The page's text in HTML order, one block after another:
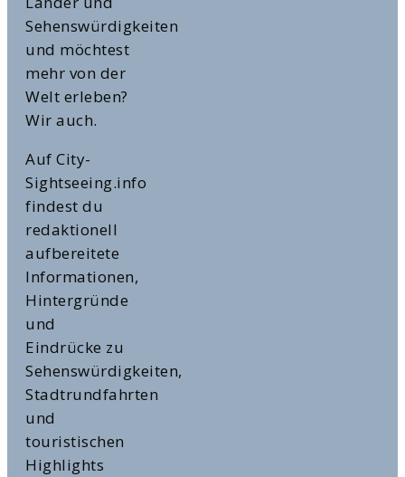
Sehenswürdigkeiten
und möchtest
mehr von der
Welt erleben?
Wir auch.
Auf City-
Sightseeing.info
findest du
redaktionell
aufbereitete
Informationen,
Hintergründe
und
Eindrücke zu
Sehenswürdigkeiten,
Stadtrundfahrten
und
touristischen
Highlights